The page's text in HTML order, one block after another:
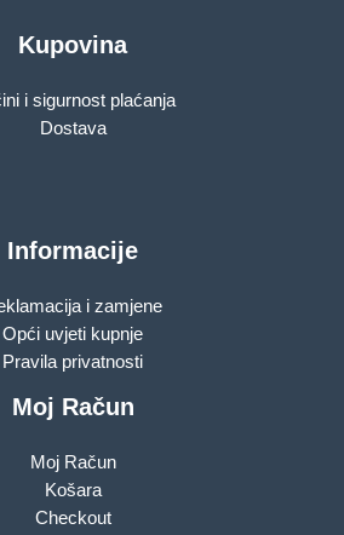
Kupovina
i sigurnost plaćanja
Dostava
Informacije
i zamjene
Opći uvjeti kupnje
Pravila privatnosti
Moj Račun
Moj Račun
Košara
Checkout